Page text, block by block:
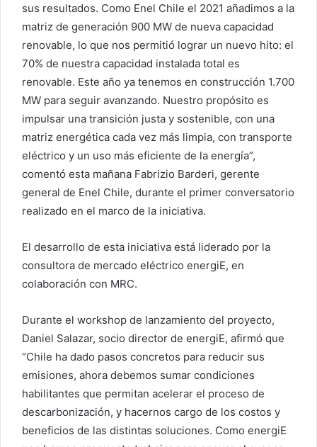
sus resultados. Como Enel Chile el 2021 añadimos a la
matriz de generación 900 MW de nueva capacidad
renovable, lo que nos permitió lograr un nuevo hito: el
70% de nuestra capacidad instalada total es
renovable. Este año ya tenemos en construcción 1.700
MW para seguir avanzando. Nuestro propósito es
impulsar una transición justa y sostenible, con una
matriz energética cada vez más limpia, con transporte
eléctrico y un uso más eficiente de la energía”,
comentó esta mañana Fabrizio Barderi, gerente
general de Enel Chile, durante el primer conversatorio
realizado en el marco de la iniciativa.
El desarrollo de esta iniciativa está liderado por la
consultora de mercado eléctrico energiE, en
colaboración con MRC.
Durante el workshop de lanzamiento del proyecto,
Daniel Salazar, socio director de energiE, afirmó que
“Chile ha dado pasos concretos para reducir sus
emisiones, ahora debemos sumar condiciones
habilitantes que permitan acelerar el proceso de
descarbonización, y hacernos cargo de los costos y
beneficios de las distintas soluciones. Como energiE